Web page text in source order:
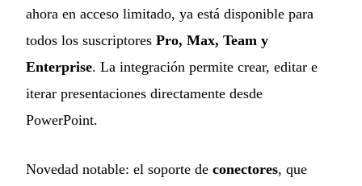
ahora en acceso limitado, ya está disponible para
todos los suscriptores Pro, Max, Team y
Enterprise. La integración permite crear, editar e
iterar presentaciones directamente desde
PowerPoint.
Novedad notable: el soporte de conectores, que